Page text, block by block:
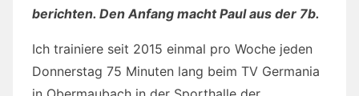
berichten. Den Anfang macht Paul aus der 7b.
Ich trainiere seit 2015 einmal pro Woche jeden
Donnerstag 75 Minuten lang beim TV Germania